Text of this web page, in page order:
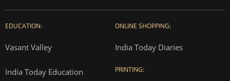
EDUCATION:
Vasant Valley
India Today Education
ONLINE SHOPPING:
India Today Diaries
PRINTING: